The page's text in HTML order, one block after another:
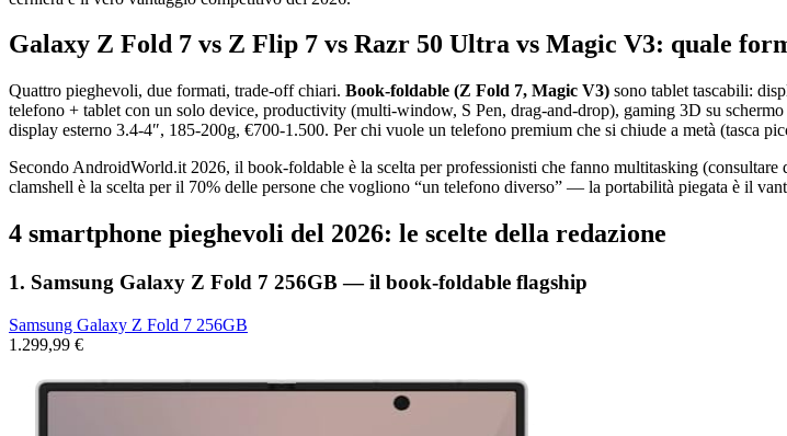
Galaxy Z Fold 7 vs Z Flip 7 vs Razr 50 Ultra vs Magic V3: quale
Quattro pieghevoli, due formati, trade-off chiari. Book-foldable (Z Fold 7, Magic V3) sono tablet tascabili:
telefono + tablet con un solo device, productivity (multi-window, S Pen, drag-and-drop), gaming 3D su schermo
display esterno 3.4-4″, 185-200g, €700-1.500. Per chi vuole un telefono premium che si chiude a metà (tasca
Secondo AndroidWorld.it 2026, il book-foldable è la scelta per professionisti che fanno multitasking
clamshell è la scelta per il 70% delle persone che vogliono “un telefono diverso” — la portabilità piegata è il
4 smartphone pieghevoli del 2026: le scelte della redazione
1. Samsung Galaxy Z Fold 7 256GB — il book-foldable flagship
Samsung Galaxy Z Fold 7 256GB
1.299,99 €